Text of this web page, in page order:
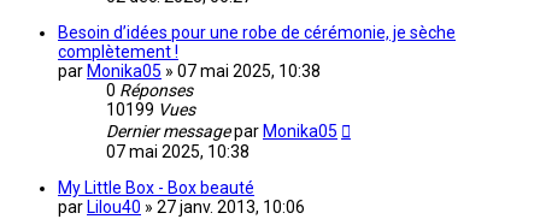
Besoin d’idées pour une robe de cérémonie, je sèche
complètement !
par Monika05 » 07 mai 2025, 10:38
0 Réponses
10199 Vues
Dernier messagepar Monika05
07 mai 2025, 10:38
My Little Box - Box beauté
par Lilou40 » 27 janv. 2013, 10:06